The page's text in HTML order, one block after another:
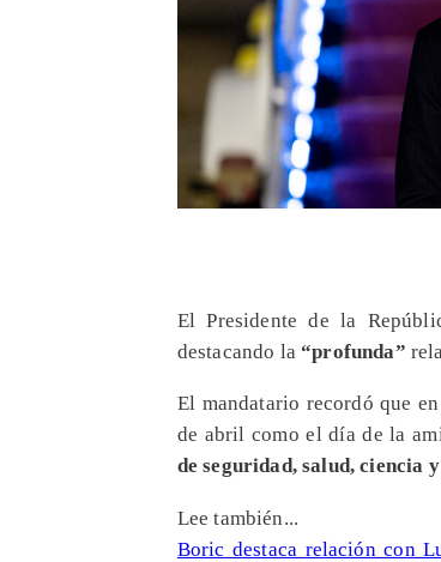
El Presidente de la
destacando la“profunda”
El mandatario recordó que
de abril como el día de la
de seguridad, salud, ciencia
Lee también...
Boric destaca relación con